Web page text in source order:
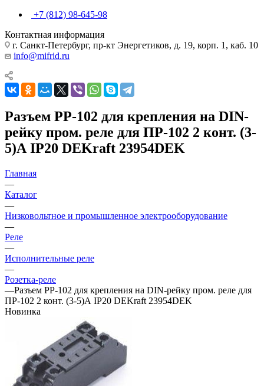
+7 (812) 98-645-98
Контактная информация
г. Санкт-Петербург, пр-кт Энергетиков, д. 19, корп. 1, каб. 10
info@mifrid.ru
Разъем РР-102 для крепления на DIN-
рейку пром. реле для ПР-102 2 конт. (3-
5)А IP20 DEKraft 23954DEK
Главная
—
Каталог
—
Низковольтное и промышленное электрооборудование
—
Реле
—
Исполнительные реле
—
Розетка-реле
—Разъем РР-102 для крепления на DIN-рейку пром. реле для
ПР-102 2 конт. (3-5)А IP20 DEKraft 23954DEK
Новинка